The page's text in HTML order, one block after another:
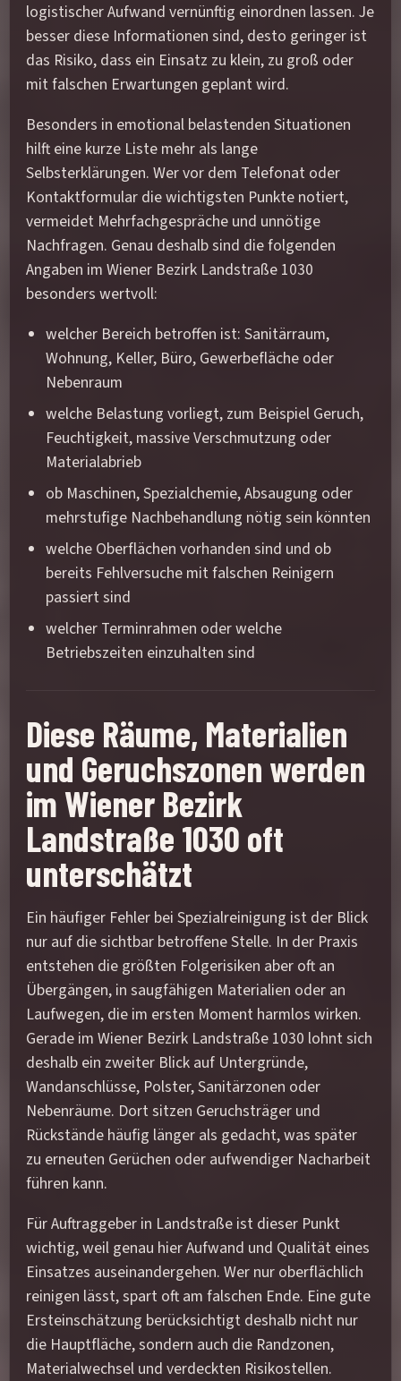
logistischer Aufwand vernünftig einordnen lassen. Je
besser diese Informationen sind, desto geringer ist
das Risiko, dass ein Einsatz zu klein, zu groß oder
mit falschen Erwartungen geplant wird.
Besonders in emotional belastenden Situationen
hilft eine kurze Liste mehr als lange
Selbsterklärungen. Wer vor dem Telefonat oder
Kontaktformular die wichtigsten Punkte notiert,
vermeidet Mehrfachgespräche und unnötige
Nachfragen. Genau deshalb sind die folgenden
Angaben im Wiener Bezirk Landstraße 1030
besonders wertvoll:
welcher Bereich betroffen ist: Sanitärraum,
Wohnung, Keller, Büro, Gewerbefläche oder
Nebenraum
welche Belastung vorliegt, zum Beispiel Geruch,
Feuchtigkeit, massive Verschmutzung oder
Materialabrieb
ob Maschinen, Spezialchemie, Absaugung oder
mehrstufige Nachbehandlung nötig sein könnten
welche Oberflächen vorhanden sind und ob
bereits Fehlversuche mit falschen Reinigern
passiert sind
welcher Terminrahmen oder welche
Betriebszeiten einzuhalten sind
Diese Räume, Materialien
und Geruchszonen werden
im Wiener Bezirk
Landstraße 1030 oft
unterschätzt
Ein häufiger Fehler bei Spezialreinigung ist der Blick
nur auf die sichtbar betroffene Stelle. In der Praxis
entstehen die größten Folgerisiken aber oft an
Übergängen, in saugfähigen Materialien oder an
Laufwegen, die im ersten Moment harmlos wirken.
Gerade im Wiener Bezirk Landstraße 1030 lohnt sich
deshalb ein zweiter Blick auf Untergründe,
Wandanschlüsse, Polster, Sanitärzonen oder
Nebenräume. Dort sitzen Geruchsträger und
Rückstände häufig länger als gedacht, was später
zu erneuten Gerüchen oder aufwendiger Nacharbeit
führen kann.
Für Auftraggeber in Landstraße ist dieser Punkt
wichtig, weil genau hier Aufwand und Qualität eines
Einsatzes auseinandergehen. Wer nur oberflächlich
reinigen lässt, spart oft am falschen Ende. Eine gute
Ersteinschätzung berücksichtigt deshalb nicht nur
die Hauptfläche, sondern auch die Randzonen,
Materialwechsel und verdeckten Risikostellen.